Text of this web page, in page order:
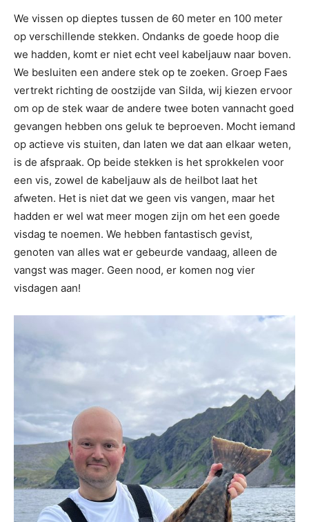
We vissen op dieptes tussen de 60 meter en 100 meter
op verschillende stekken. Ondanks de goede hoop die
we hadden, komt er niet echt veel kabeljauw naar boven.
We besluiten een andere stek op te zoeken. Groep Faes
vertrekt richting de oostzijde van Silda, wij kiezen ervoor
om op de stek waar de andere twee boten vannacht goed
gevangen hebben ons geluk te beproeven. Mocht iemand
op actieve vis stuiten, dan laten we dat aan elkaar weten,
is de afspraak. Op beide stekken is het sprokkelen voor
een vis, zowel de kabeljauw als de heilbot laat het
afweten. Het is niet dat we geen vis vangen, maar het
hadden er wel wat meer mogen zijn om het een goede
visdag te noemen. We hebben fantastisch gevist,
genoten van alles wat er gebeurde vandaag, alleen de
vangst was mager. Geen nood, er komen nog vier
visdagen aan!